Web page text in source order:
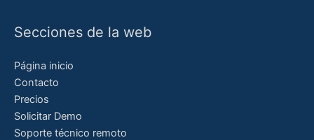
Secciones de la web
Página inicio
Contacto
Precios
Solicitar Demo
Soporte técnico remoto